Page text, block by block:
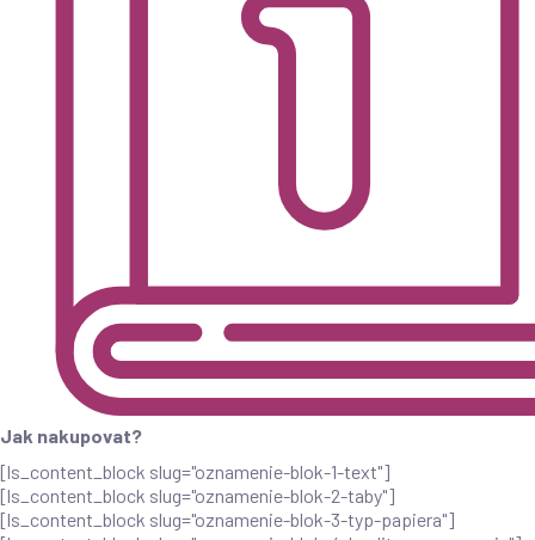
Jak nakupovat?
[ls_content_block slug="oznamenie-blok-1-text"]
[ls_content_block slug="oznamenie-blok-2-taby"]
[ls_content_block slug="oznamenie-blok-3-typ-papiera"]